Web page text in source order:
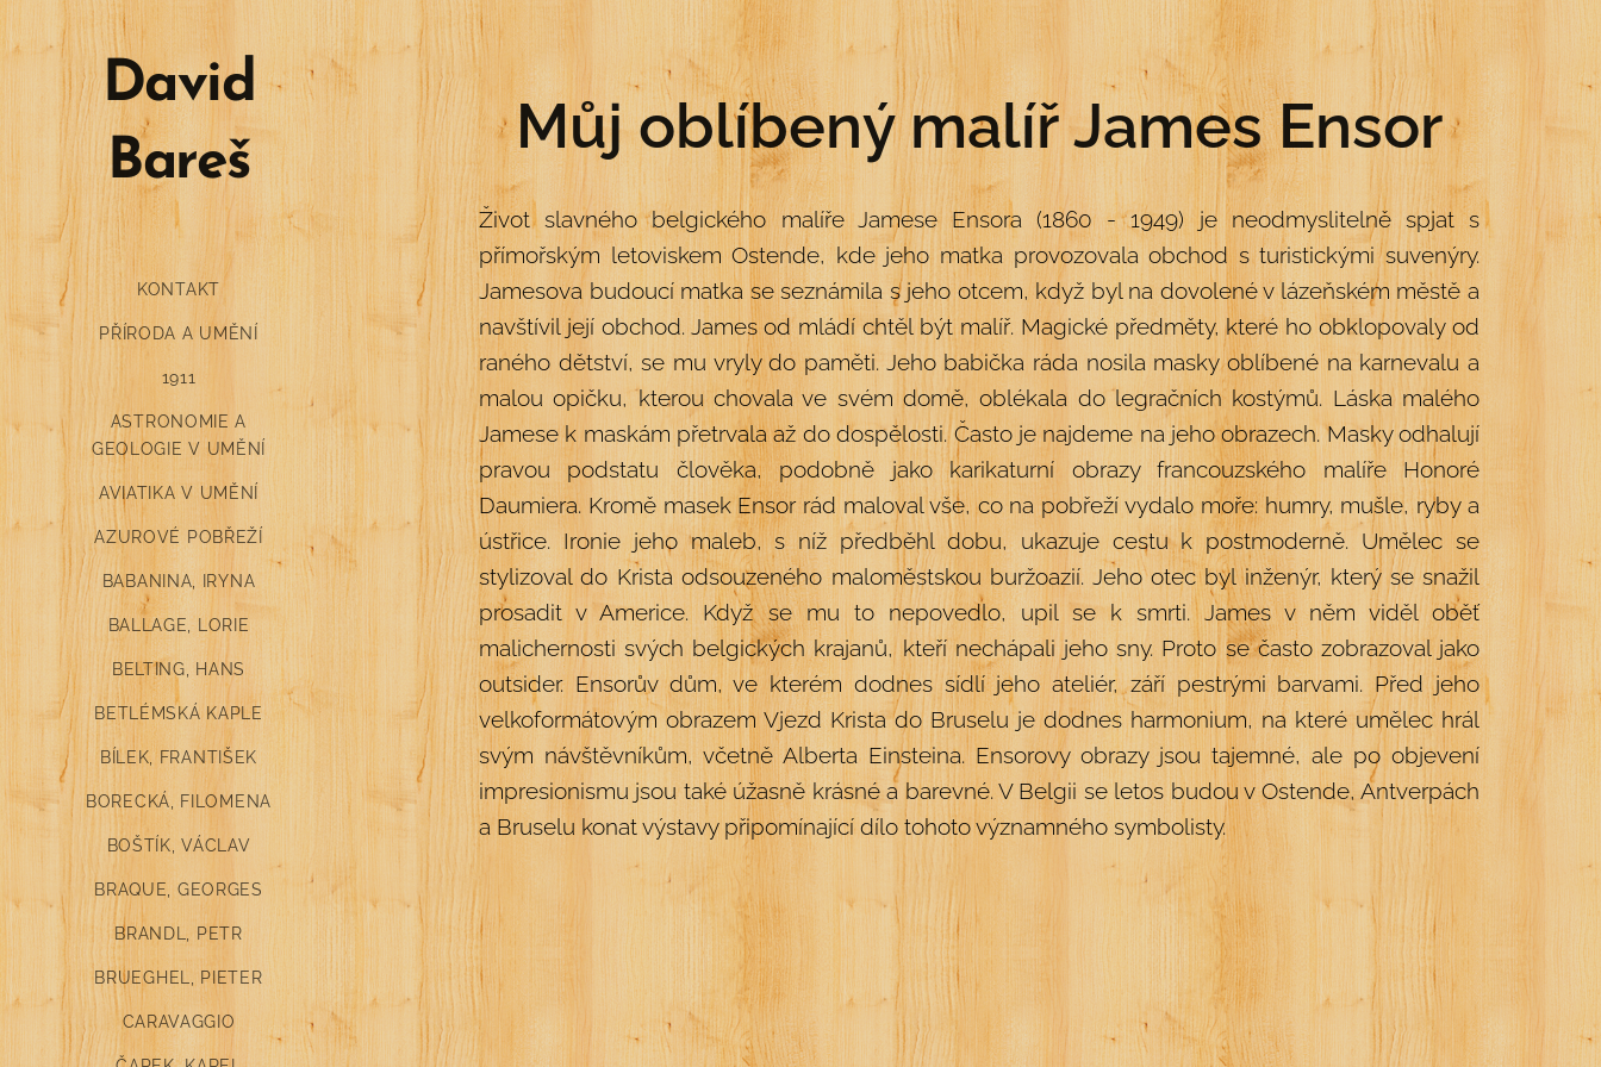
David
Bareš
KONTAKT
PŘÍRODA A UMĚNÍ
1911
ASTRONOMIE A
GEOLOGIE V UMĚNÍ
AVIATIKA V UMĚNÍ
AZUROVÉ POBŘEŽÍ
BABANINA, IRYNA
BALLAGE, LORIE
BELTING, HANS
BETLÉMSKÁ KAPLE
BÍLEK, FRANTIŠEK
BORECKÁ, FILOMENA
BOŠTÍK, VÁCLAV
BRAQUE, GEORGES
BRANDL, PETR
BRUEGHEL, PIETER
CARAVAGGIO
Můj oblíbený malíř James Ensor
Život slavného belgického malíře Jamese Ensora (1860 - 1949) je neodmyslitelně spjat s
přímořským letoviskem Ostende, kde jeho matka provozovala obchod s turistickými suvenýry.
Jamesova budoucí matka se seznámila s jeho otcem, když byl na dovolené v lázeňském městě a
navštívil její obchod. James od mládí chtěl být malíř. Magické předměty, které ho obklopovaly od
raného dětství, se mu vryly do paměti. Jeho babička ráda nosila masky oblíbené na karnevalu a
malou opičku, kterou chovala ve svém domě, oblékala do legračních kostýmů. Láska malého
Jamese k maskám přetrvala až do dospělosti. Často je najdeme na jeho obrazech. Masky odhalují
pravou podstatu člověka, podobně jako karikaturní obrazy francouzského malíře Honoré
Daumiera. Kromě masek Ensor rád maloval vše, co na pobřeží vydalo moře: humry, mušle, ryby a
ústřice. Ironie jeho maleb, s níž předběhl dobu, ukazuje cestu k postmoderně. Umělec se
stylizoval do Krista odsouzeného maloměstskou buržoazií. Jeho otec byl inženýr, který se snažil
prosadit v Americe. Když se mu to nepovedlo, upil se k smrti. James v něm viděl oběť
malichernosti svých belgických krajanů, kteří nechápali jeho sny. Proto se často zobrazoval jako
outsider. Ensorův dům, ve kterém dodnes sídlí jeho ateliér, září pestrými barvami. Před jeho
velkoformátovým obrazem Vjezd Krista do Bruselu je dodnes harmonium, na které umělec hrál
svým návštěvníkům, včetně Alberta Einsteina. Ensorovy obrazy jsou tajemné, ale po objevení
impresionismu jsou také úžasně krásné a barevné. V Belgii se letos budou v Ostende, Antverpách
a Bruselu konat výstavy připomínající dílo tohoto významného symbolisty.